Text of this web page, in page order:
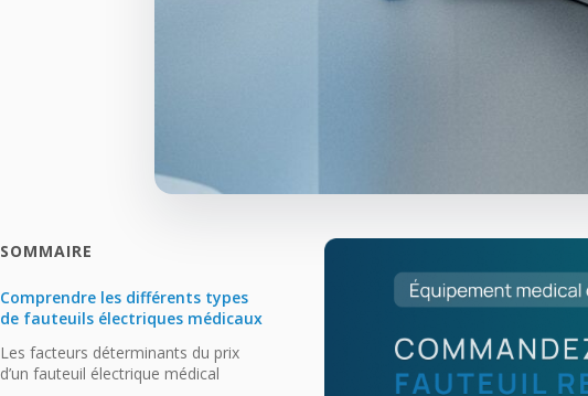
SOMMAIRE
Comprendre les différents types
de fauteuils électriques médicaux
Les facteurs déterminants du prix
d’un fauteuil électrique médical